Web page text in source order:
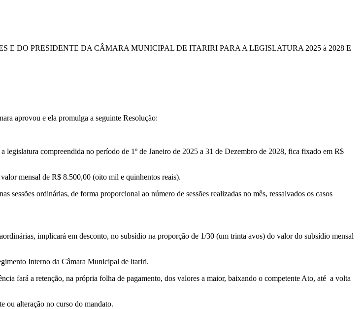
E DO PRESIDENTE DA CÂMARA MUNICIPAL DE ITARIRI PARA A LEGISLATURA 2025 à 2028 E
aprovou e ela promulga a seguinte Resolução:
compreendida no período de 1º de Janeiro de 2025 a 31 de Dezembro de 2028, fica fixado em R$
mensal de R$ 8.500,00 (oito mil e quinhentos reais).
sessões ordinárias, de forma proporcional ao número de sessões realizadas no mês, ressalvados os casos
implicará em desconto, no subsídio na proporção de 1/30 (um trinta avos) do valor do subsídio mensal
Interno da Câmara Municipal de ltariri.
a retenção, na própria folha de pagamento, dos valores a maior, baixando o competente Ato, até a volta
alteração no curso do mandato.